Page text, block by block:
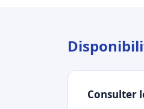
Consulter